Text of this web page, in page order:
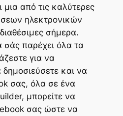
μια από τις καλύτερες
ηλεκτρονικών
σήμερα.
παρέχει όλα τα
για να
και να
σας, όλα σε ένα
μπορείτε να
σας ώστε να